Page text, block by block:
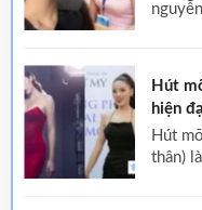
Hút
hiện
hút mỡ bơm mông (nâng mông bằng mỡ tự
thân) là